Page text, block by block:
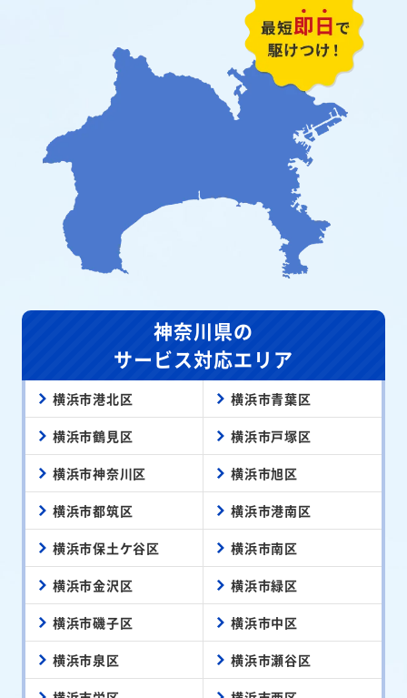
神奈川県の
サービス対応エリア
横浜市港北区 横浜市青葉区
横浜市鶴見区 横浜市戸塚区
横浜市神奈川区 横浜市旭区
横浜市都筑区 横浜市港南区
横浜市保土ケ谷区 横浜市南区
横浜市金沢区 横浜市緑区
横浜市磯子区 横浜市中区
横浜市泉区 横浜市瀬谷区